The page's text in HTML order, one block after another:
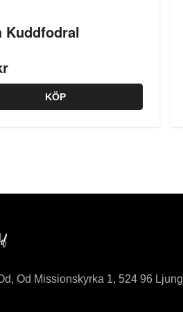
Kuddfodral
KÖP
Od Missionskyrka 1, 524 96 Ljung